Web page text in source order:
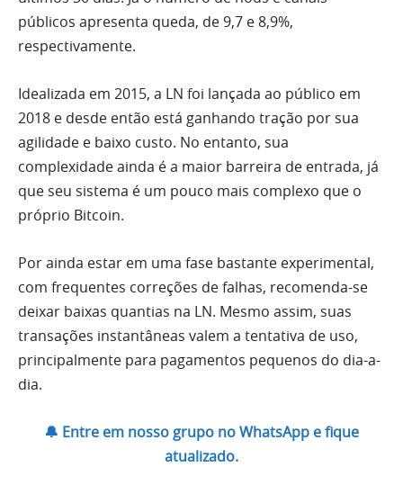
públicos apresenta queda, de 9,7 e 8,9%,
respectivamente.
Idealizada em 2015, a LN foi lançada ao público em
2018 e desde então está ganhando tração por sua
agilidade e baixo custo. No entanto, sua
complexidade ainda é a maior barreira de entrada, já
que seu sistema é um pouco mais complexo que o
próprio Bitcoin.
Por ainda estar em uma fase bastante experimental,
com frequentes correções de falhas, recomenda-se
deixar baixas quantias na LN. Mesmo assim, suas
transações instantâneas valem a tentativa de uso,
principalmente para pagamentos pequenos do dia-a-
dia.
🔔 Entre em nosso grupo no WhatsApp e fique
atualizado.